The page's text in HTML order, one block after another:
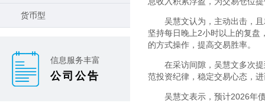
货币型
信息服务丰富
公司公告
吴慧文认为，主动出击，
坚持每日晚上2小时以上的复盘
的方式操作，提高交易胜率。
在采访间隙，吴慧文多次
范投资纪律，稳定交易心态，
吴慧文表示，预计2026年